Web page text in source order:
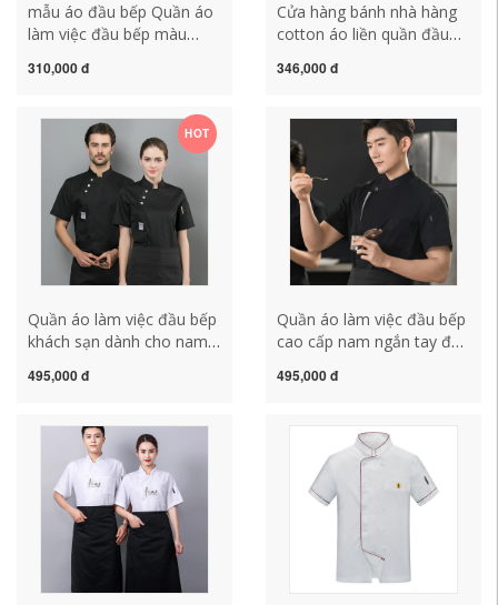
mẫu áo đầu bếp Quần áo
làm việc đầu bếp màu
tay mỏng phần thoáng khí
hàng nướng quần áo nhà
bếp dành riêng cho phụ nữ
dong phuc bep quần áo
đầu bếp
310,000 đ
Cửa hàng bánh nhà hàng
cotton áo liền quần đầu
đầu bếp đặc biệt quần áo
bếp mẫu áo bếp trưởng
trang phục bếp
346,000 đ
HOT
Quần áo làm việc đầu bếp
khách sạn dành cho nam
mẫu thu đông sau bếp
đặt làm mùa hè cotton
nguyên chất dong phuc
dau bep áo bếp trắng
495,000 đ
Quần áo làm việc đầu bếp
cao cấp nam ngắn tay đầu
làm quần áo làm bánh nấu
phần mùa hè áo bếp trắng
495,000 đ